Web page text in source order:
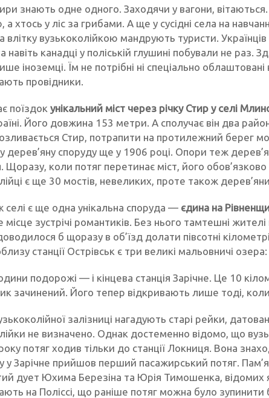
знають одне одного. Заходячи у вагони,
а хтось у ліс за грибами. А ще у сусідні села на
влітку вузькоколійкою мандрують туристи.
навіть канадці у поліській глушині побували не раз.
іноземці. Їм не потрібні ні спеціально
провідники.
поїздок унікальний міст через річку Стир у селі
Його довжина 153 метри. А сполучає він два
Стир, потрапити на протилежний берег
дерев’яну споруду ще у 1906 році. Опори теж
Щоразу, коли потяг перетинає міст, його
є ще 30 мостів, невеликих, проте також
селі є ще одна унікальна споруда — єдина на
місце зустрічі романтиків. Без нього тамтешні
б щоразу в об’їзд долати півсотні
станції Острівськ є три великі мальовничі озера:
подорожі — і кінцева станція Зарічне. Це 10
зачинений. Його тепер відкривають лише тоді,
залізниці нагадують старі рейки,
не визначено. Однак достеменно відомо, що
потяг ходив тільки до станції Локниця. Вона
у Зарічне прийшов перший пасажирський потяг.
дует Юхима Березіна та Юрія Тимошенка, відомих
на Поліссі, що раніше потяг можна було